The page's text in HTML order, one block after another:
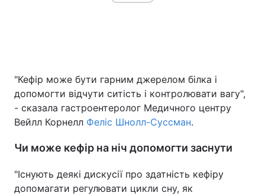
"Кефір може бути гарним джерелом білка і
допомогти відчути ситість і контролювати вагу",
- сказала гастроентеролог Медичного центру
Вейлл Корнелл Феліс Шнолл-Суссман.
Чи може кефір на ніч допомогти заснути
"Існують деякі дискусії про здатність кефіру
допомагати регулювати цикли сну, як